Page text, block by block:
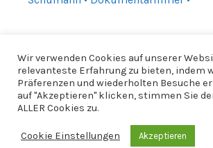
Wir verwenden Cookies auf unserer
relevanteste Erfahrung zu bieten, indem
Präferenzen und wiederholten Besuche
auf "Akzeptieren" klicken, stimmen Sie
ALLER Cookies zu.
Cookie Einstellungen Akzeptieren